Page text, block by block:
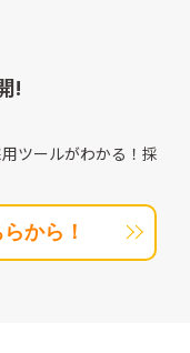
!
ツールがわかる！採
から！